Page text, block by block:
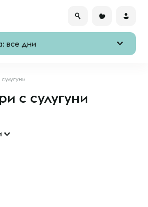
все дни
с сулугуни